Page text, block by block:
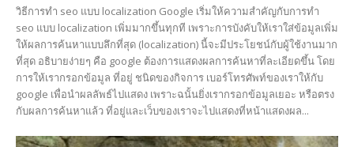
วิธีการทำ seo แบบ localization Google เริ่มให้ความสำคัญกับการทำ
seo แบบ localization เพิ่มมากขึ้นทุกที เพราะการบังคับให้เราใส่ข้อมูลเพิ่ม
ให้ผลการค้นหาแบบลึกที่สุด (localization) นี้จะมีประโยชน์กับผู้ใช้งานมาก
ที่สุด อธิบายง่ายๆ คือ google ต้องการแสดงผลการค้นหาที่ละเอียดขึ้น โดย
การให้เรากรอกข้อมูล ที่อยู่ ชนิดของกิจการ เบอร์โทรศัพท์ของเราให้กับ
google เพื่อนำผลลัพธ์ไปแสดง เพราะฉนั้นยิ่งเรากรอกข้อมูลเยอะ หรือตรง
กับผลการค้นหาแล้ว ที่อยู่และเว็บของเราจะไปแสดงที่หน้าแสดงผล...